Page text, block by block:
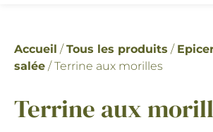
Accueil /Tous les produits /
salée / Terrine aux morilles
Terrine aux